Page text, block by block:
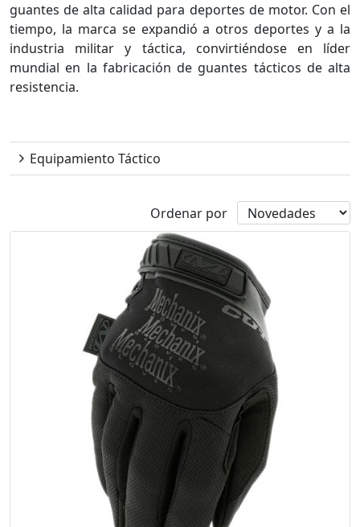
guantes de alta calidad para deportes de motor. Con el
tiempo, la marca se expandió a otros deportes y a la
industria militar y táctica, convirtiéndose en líder
mundial en la fabricación de guantes tácticos de alta
resistencia.
Equipamiento Táctico
Ordenar por